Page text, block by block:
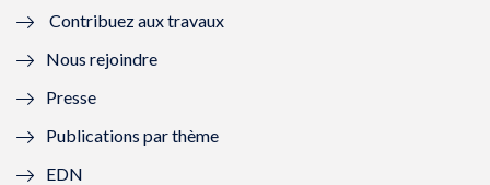
l
l
f
e
e
Contribuez aux travaux
Nous rejoindre
Presse
Publications par thème
EDN